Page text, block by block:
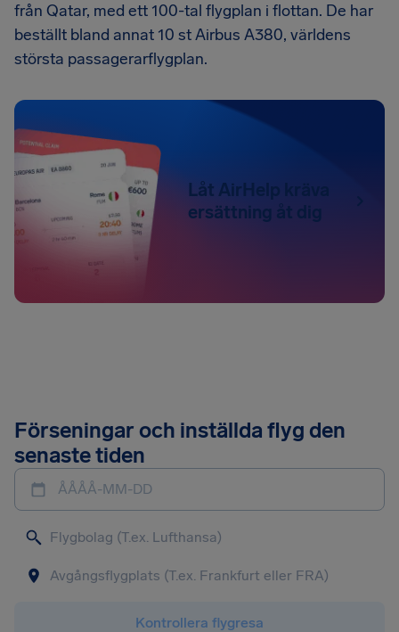
från Qatar, med ett 100-tal flygplan i flottan. De har
beställt bland annat 10 st Airbus A380, världens
största passagerarflygplan.
Låt AirHelp kräva
ersättning åt dig
Förseningar och inställda flyg den
senaste tiden
ÅÅÅÅ-MM-DD
Kontrollera flygresa